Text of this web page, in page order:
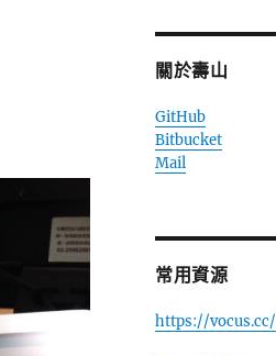
關於壽山
GitHub
Bitbucket
Mail
常用資源
https://vocus.cc/